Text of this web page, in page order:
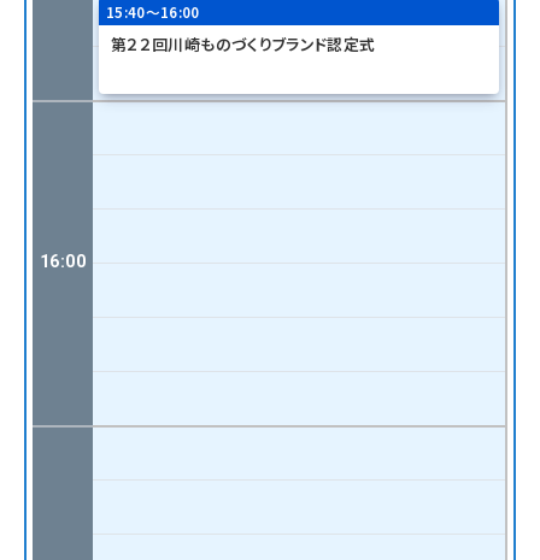
16:00
15:40〜16:00
第２２回川崎ものづくりブランド認定式